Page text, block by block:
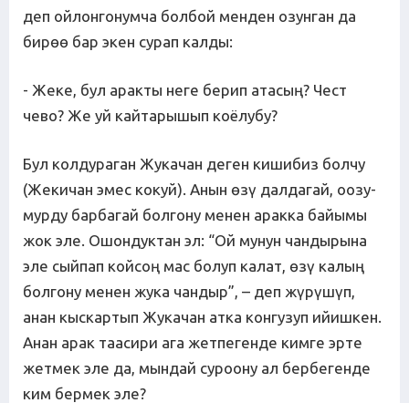
деп ойлонгонумча болбой менден озунган да
бирөө бар экен сурап калды:
- Жеке, бул аракты неге берип атасың? Чест
чево? Же уй кайтарышып коёлубу?
Бул колдураган Жукачан деген кишибиз болчу
(Жекичан эмес кокуй). Анын өзү далдагай, оозу-
мурду барбагай болгону менен аракка байымы
жок эле. Ошондуктан эл: “Ой мунун чандырына
эле сыйпап койсоң мас болуп калат, өзү калың
болгону менен жука чандыр”, – деп жүрүшүп,
анан кыскартып Жукачан атка конгузуп ийишкен.
Анан арак таасири ага жетпегенде кимге эрте
жетмек эле да, мындай суроону ал бербегенде
ким бермек эле?